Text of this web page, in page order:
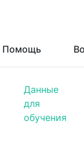
Помощь
Данные
для
обучения